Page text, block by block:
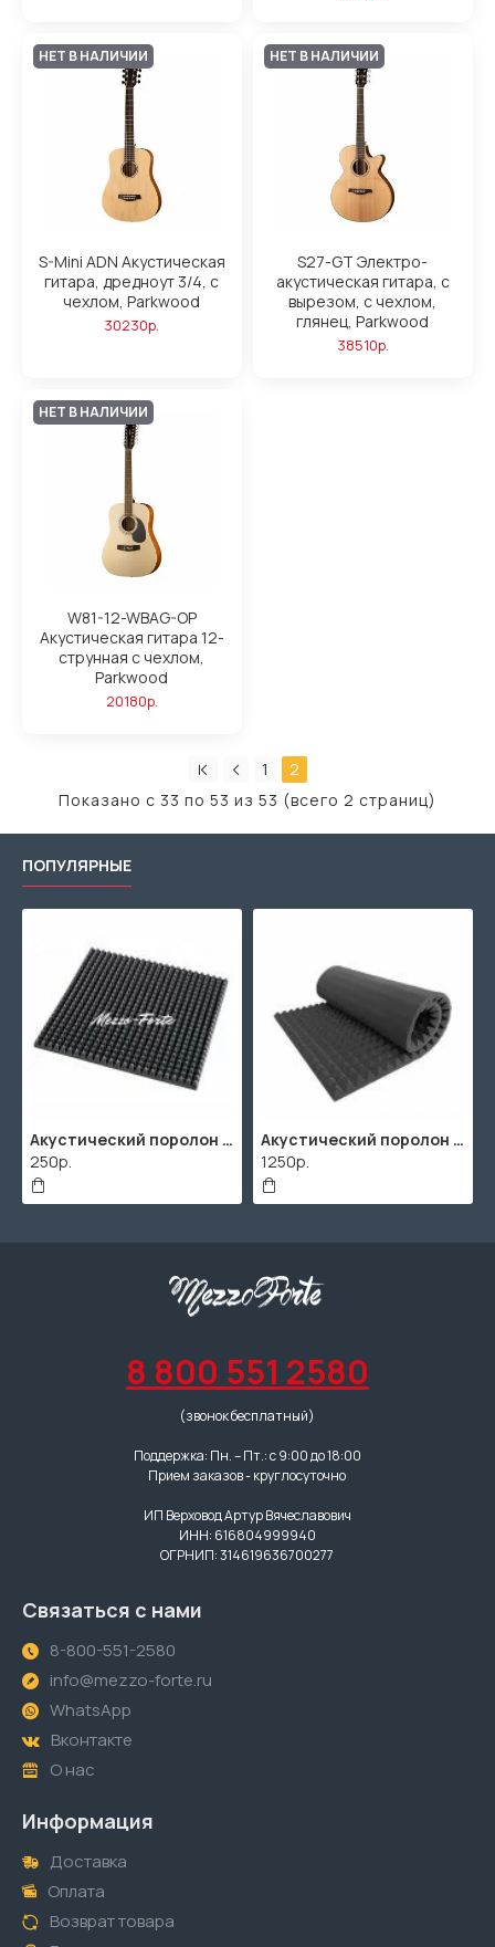
НЕТ В НАЛИЧИИ
S-Mini ADN Акустическая
гитара, дредноут 3/4, с
чехлом, Parkwood
30230р.
НЕТ В НАЛИЧИИ
S27-GT Электро-
акустическая гитара, с
вырезом, с чехлом,
глянец, Parkwood
38510р.
НЕТ В НАЛИЧИИ
W81-12-WBAG-OP
Акустическая гитара 12-
струнная с чехлом,
Parkwood
20180р.
1
2
Показано с 33 по 53 из 53 (всего 2 страниц)
ПОПУЛЯРНЫЕ
Акустический поролон "Пирамида" / 480x480х30мм / Темно-серый
250р.
Акустический поролон "Пирамида" / 2000х1000мм
1250р.
8 800 551 2580
(звонок бесплатный)
Поддержка: Пн. – Пт.: с 9:00 до 18:00
Прием заказов - круглосуточно
ИП Верховод Артур Вячеславович
ИНН: 616804999940
ОГРНИП: 314619636700277
Связаться с нами
8-800-551-2580
info@mezzo-forte.ru
WhatsApp
Вконтакте
О нас
Информация
Доставка
Оплата
Возврат товара